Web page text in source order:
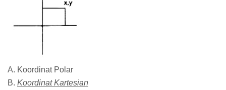
A. Koordinat Polar
B. Koordinat Kartesian